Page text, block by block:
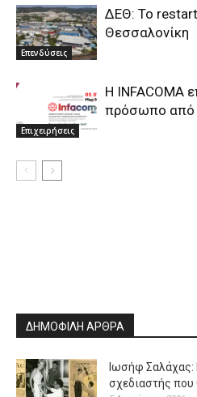
Επενδύσεις
ΔΕΘ: Το
Θεσσαλονίκη
Επιχειρήσεις
Η INFACOMA
πρόσωπο από
ΔΗΜΟΦΙΛΗ ΑΡΘΡΑ
Ιωσήφ Σαλάχας:
σχεδιαστής